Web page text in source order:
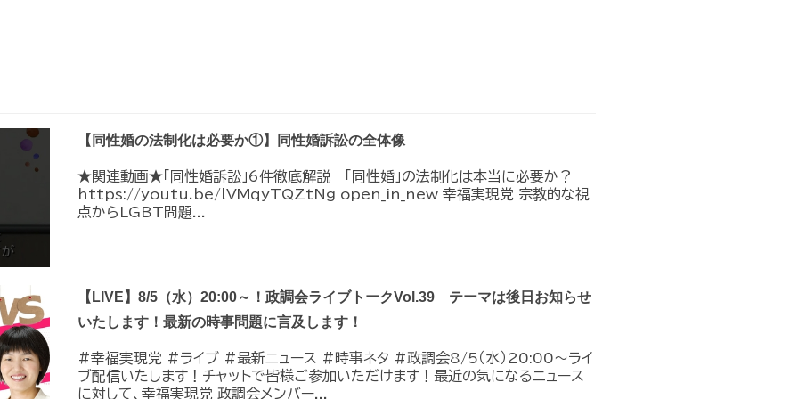
【同性婚の法制化は必要か①】同性婚訴訟の全体像
★関連動画★「同性婚訴訟」6件徹底解説 「同性婚」の法制化は本当に必要か？
https://youtu.be/lVMqyTQZtNg open_in_new 幸福実現党 宗教的な視
点からLGBT問題...
【LIVE】8/5（水）20:00～！政調会ライブトークVol.39 テーマは後日お知らせ
いたします！最新の時事問題に言及します！
#幸福実現党 #ライブ #最新ニュース #時事ネタ #政調会8/5（水）20:00～ライ
ブ配信いたします！チャットで皆様ご参加いただけます！最近の気になるニュース
に対して、幸福実現党 政調会メンバー...